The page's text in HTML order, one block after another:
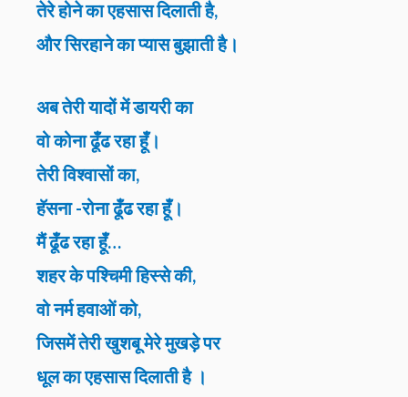
तेरे होने का एहसास दिलाती है,
और सिरहाने का प्यास बुझाती है।
अब तेरी यादों में डायरी का
वो कोना ढूँढ रहा हूँ।
तेरी विश्वासों का,
हॅसना -रोना ढूँढ रहा हूँ।
मैं ढूँढ रहा हूँ…
शहर के पश्चिमी हिस्से की,
वो नर्म हवाओं को,
जिसमें तेरी खुशबू मेरे मुखड़े पर
धूल का एहसास दिलाती है ।